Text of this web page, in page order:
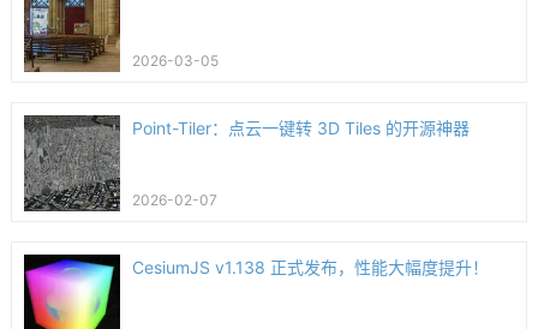
2026-03-05
Point-Tiler：点云一键转 3D Tiles 的开源神器
2026-02-07
CesiumJS v1.138 正式发布，性能大幅度提升！